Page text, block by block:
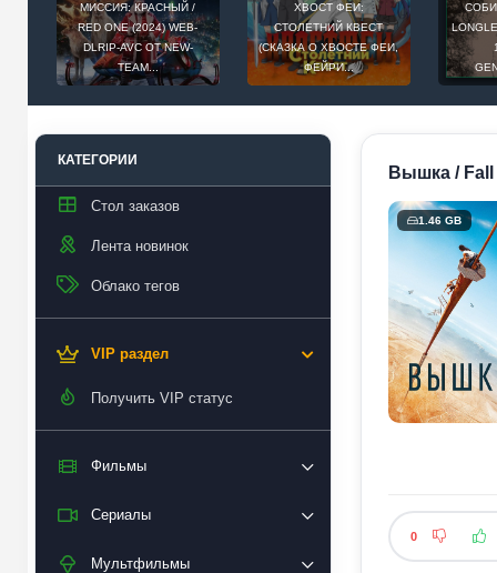
МИССИЯ: КРАСНЫЙ /
RED ONE (2024) WEB-
DLRIP-AVC ОТ NEW-
TEAM...
ХВОСТ ФЕИ:
СТОЛЕТНИЙ КВЕСТ
(СКАЗКА О ХВОСТЕ ФЕИ,
ФЕЙРИ...
КАТЕГОРИИ
Стол заказов
Лента новинок
Облако тегов
VIP раздел
Получить VIP статус
Фильмы
Сериалы
Мультфильмы
Вышка / Fall
1.46 GB
0